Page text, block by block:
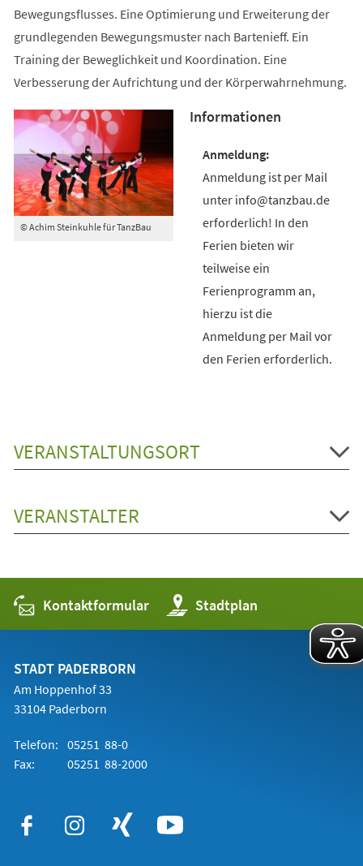
Bewegungsflusses. Eine Optimierung und Erweiterung der
grundlegenden Bewegungsmuster nach Bartenieff. Ein
Training der Beweglichkeit und Koordination. Eine
Verbesserung der Aufrichtung und der Körperwahrnehmung.
© Achim Steinkuhle für TanzBau
Informationen
Anmeldung ist per Mail
unter info@tanzbau.de
erforderlich! In den
Ferien bieten wir
teilweise ein
Ferienprogramm an,
hierzu ist die
Anmeldung per Mail vor
den Ferien erforderlich.
VERANSTALTUNGSORT
VERANSTALTER
Kontaktformular Stadtplan
(Öffnet
in
einem
STADT PADERBORN
Am Hoppenhof 33
33104 Paderborn
Telefon: 05251 88-0
Fax:
05251 88-2000